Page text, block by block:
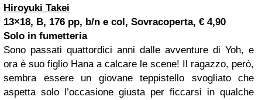
Hiroyuki Takei
13×18, B, 176 pp, b/n e col, Sovracoperta, € 4,90
Solo in fumetteria
Sono passati quattordici anni dalle avventure di Yoh, e
ora è suo figlio Hana a calcare le scene! Il ragazzo, però,
sembra essere un giovane teppistello svogliato che
aspetta solo l’occasione giusta per ficcarsi in qualche